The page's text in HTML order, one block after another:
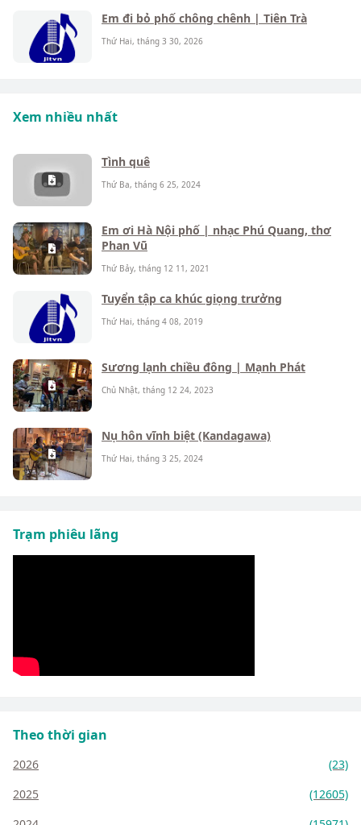
Em đi bỏ phố chông chênh | Tiên Trà
Thứ Hai, tháng 3 30, 2026
Xem nhiều nhất
Tình quê
Thứ Ba, tháng 6 25, 2024
Em ơi Hà Nội phố | nhạc Phú Quang, thơ
Phan Vũ
Thứ Bảy, tháng 12 11, 2021
Tuyển tập ca khúc giọng trưởng
Thứ Hai, tháng 4 08, 2019
Sương lạnh chiều đông | Mạnh Phát
Chủ Nhật, tháng 12 24, 2023
Nụ hôn vĩnh biệt (Kandagawa)
Thứ Hai, tháng 3 25, 2024
Trạm phiêu lãng
Theo thời gian
2026
(23)
2025
(12605)